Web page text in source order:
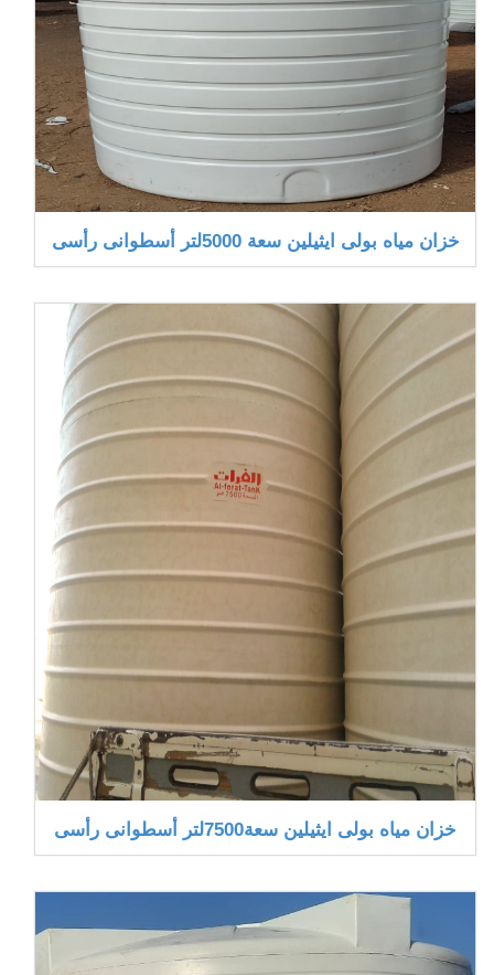
خزان مياه بولى ايثيلين سعة 5000لتر أسطوانى رأسى
خزان مياه بولى ايثيلين سعة7500لتر أسطوانى رأسى